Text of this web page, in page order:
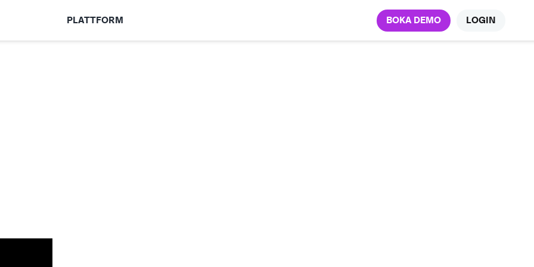
PLATTFORM BOKA DEMO LOGIN